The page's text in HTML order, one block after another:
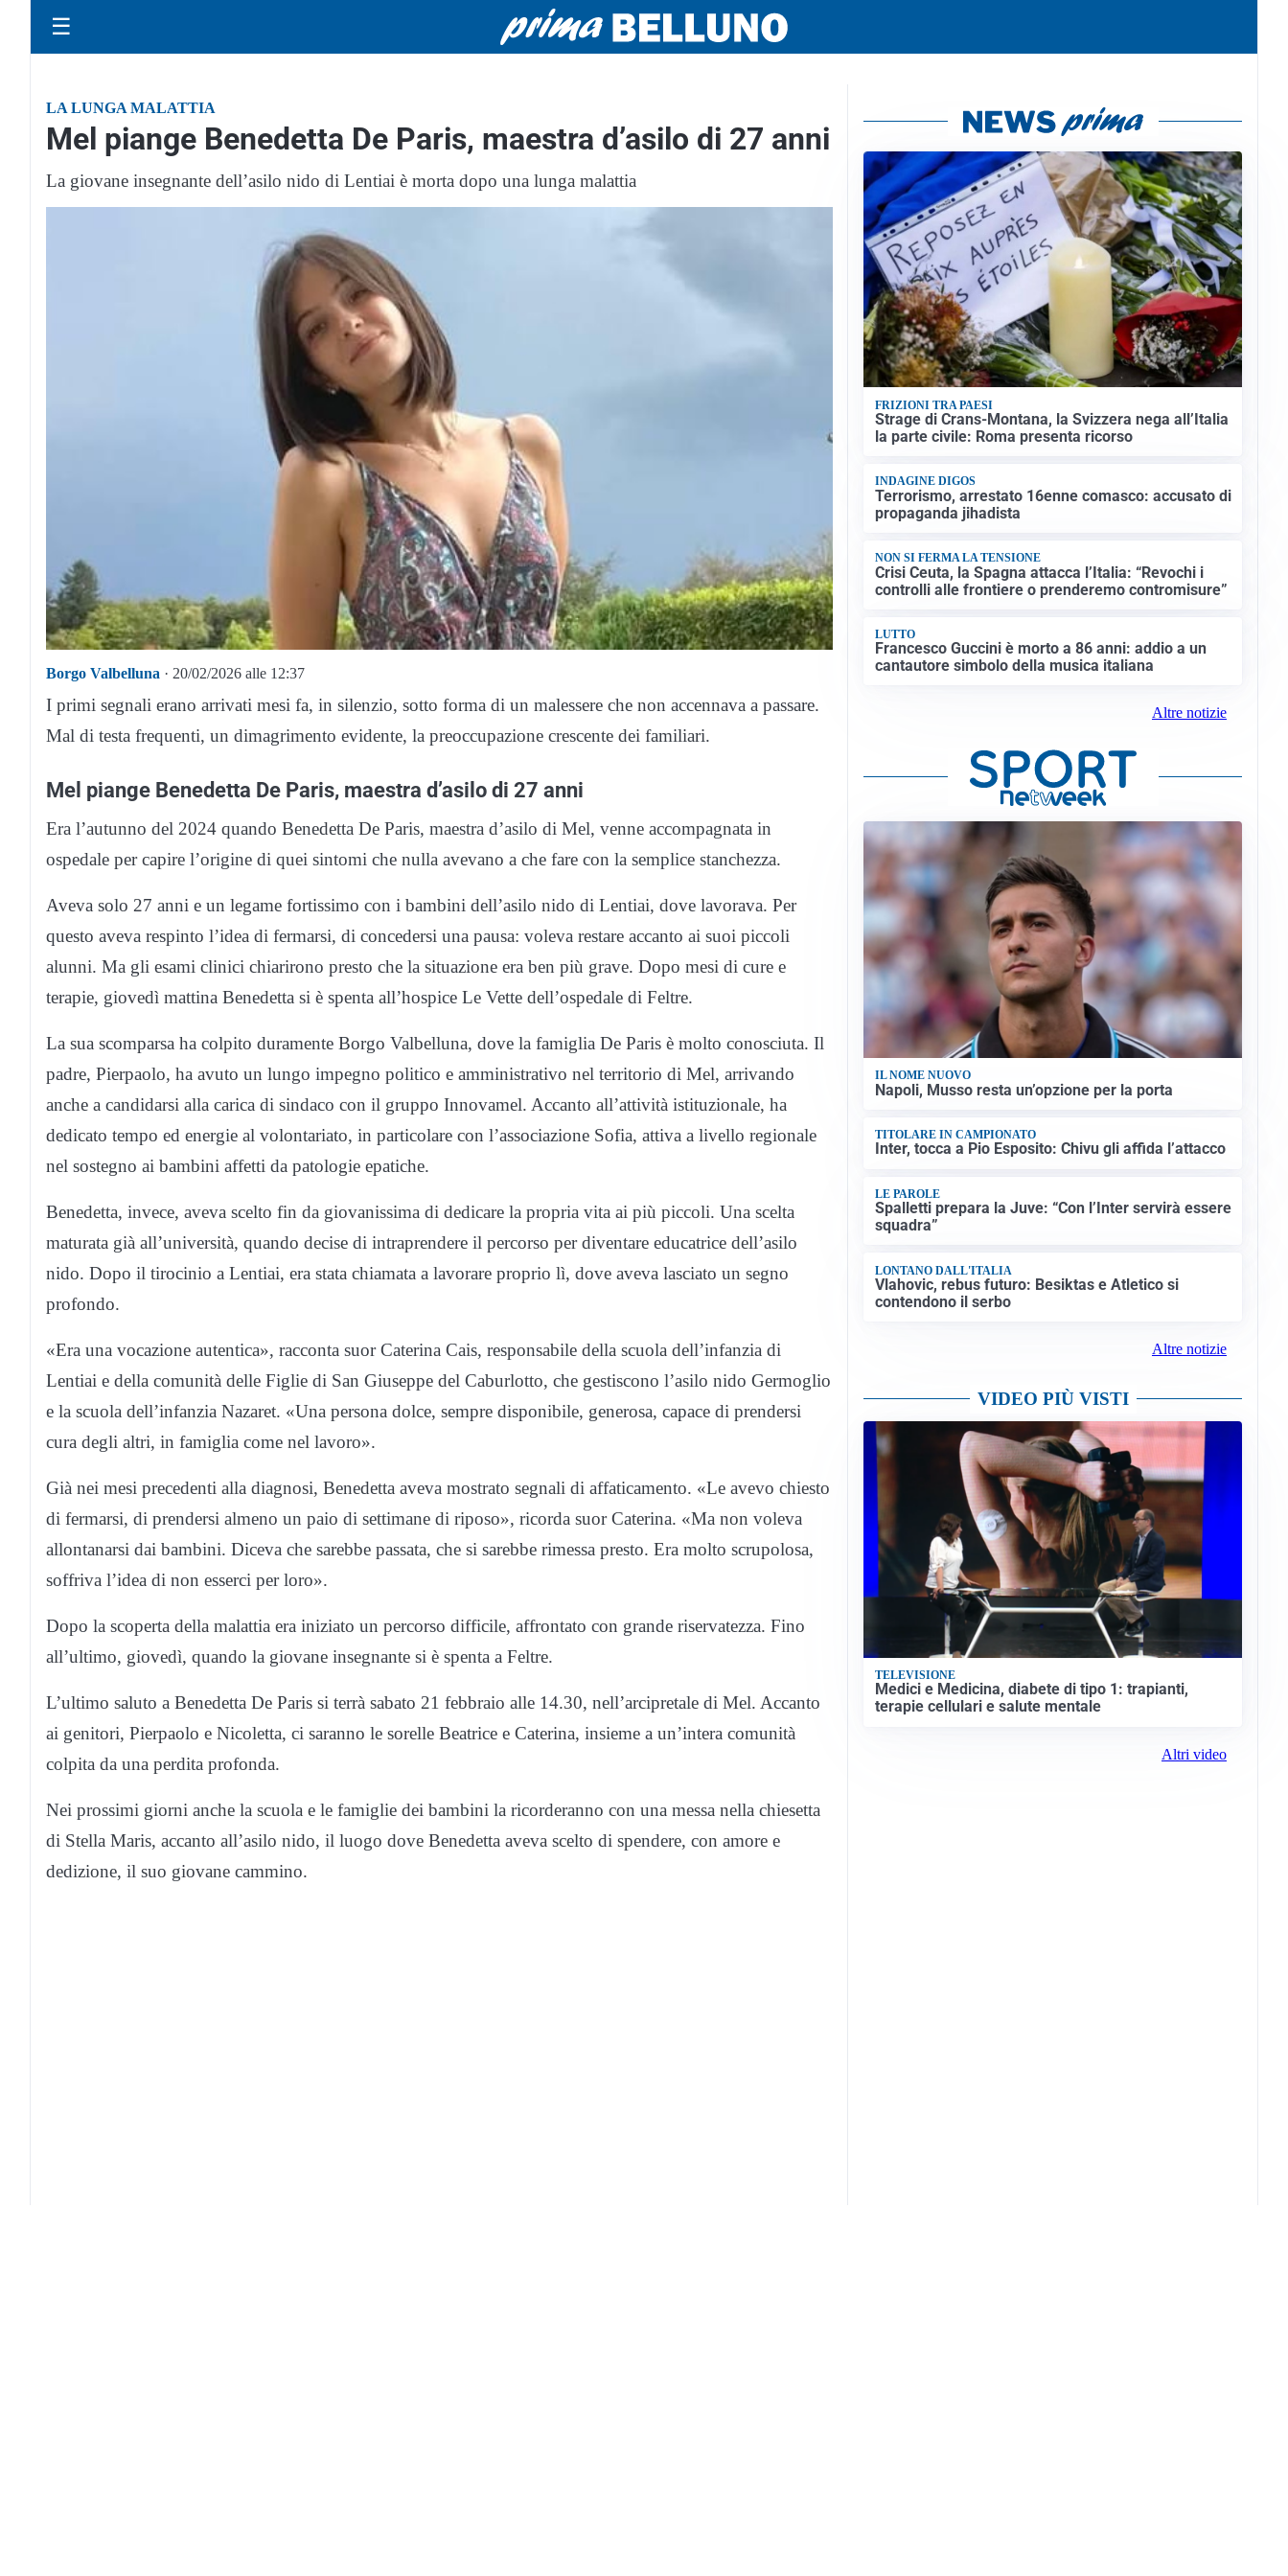
☰
LA LUNGA MALATTIA
Mel piange Benedetta De Paris, maestra d’asilo di 27 anni
La giovane insegnante dell’asilo nido di Lentiai è morta dopo una lunga malattia
Borgo Valbelluna · 20/02/2026 alle 12:37
I primi segnali erano arrivati mesi fa, in silenzio, sotto forma di un malessere che non accennava a passare.
Mal di testa frequenti, un dimagrimento evidente, la preoccupazione crescente dei familiari.
Mel piange Benedetta De Paris, maestra d’asilo di 27 anni
Era l’autunno del 2024 quando Benedetta De Paris, maestra d’asilo di Mel, venne accompagnata in
ospedale per capire l’origine di quei sintomi che nulla avevano a che fare con la semplice stanchezza.
Aveva solo 27 anni e un legame fortissimo con i bambini dell’asilo nido di Lentiai, dove lavorava. Per
questo aveva respinto l’idea di fermarsi, di concedersi una pausa: voleva restare accanto ai suoi piccoli
alunni. Ma gli esami clinici chiarirono presto che la situazione era ben più grave. Dopo mesi di cure e
terapie, giovedì mattina Benedetta si è spenta all’hospice Le Vette dell’ospedale di Feltre.
La sua scomparsa ha colpito duramente Borgo Valbelluna, dove la famiglia De Paris è molto conosciuta. Il
padre, Pierpaolo, ha avuto un lungo impegno politico e amministrativo nel territorio di Mel, arrivando
anche a candidarsi alla carica di sindaco con il gruppo Innovamel. Accanto all’attività istituzionale, ha
dedicato tempo ed energie al volontariato, in particolare con l’associazione Sofia, attiva a livello regionale
nel sostegno ai bambini affetti da patologie epatiche.
Benedetta, invece, aveva scelto fin da giovanissima di dedicare la propria vita ai più piccoli. Una scelta
maturata già all’università, quando decise di intraprendere il percorso per diventare educatrice dell’asilo
nido. Dopo il tirocinio a Lentiai, era stata chiamata a lavorare proprio lì, dove aveva lasciato un segno
profondo.
«Era una vocazione autentica», racconta suor Caterina Cais, responsabile della scuola dell’infanzia di
Lentiai e della comunità delle Figlie di San Giuseppe del Caburlotto, che gestiscono l’asilo nido Germoglio
e la scuola dell’infanzia Nazaret. «Una persona dolce, sempre disponibile, generosa, capace di prendersi
cura degli altri, in famiglia come nel lavoro».
Già nei mesi precedenti alla diagnosi, Benedetta aveva mostrato segnali di affaticamento. «Le avevo chiesto
di fermarsi, di prendersi almeno un paio di settimane di riposo», ricorda suor Caterina. «Ma non voleva
allontanarsi dai bambini. Diceva che sarebbe passata, che si sarebbe rimessa presto. Era molto scrupolosa,
soffriva l’idea di non esserci per loro».
Dopo la scoperta della malattia era iniziato un percorso difficile, affrontato con grande riservatezza. Fino
all’ultimo, giovedì, quando la giovane insegnante si è spenta a Feltre.
L’ultimo saluto a Benedetta De Paris si terrà sabato 21 febbraio alle 14.30, nell’arcipretale di Mel. Accanto
ai genitori, Pierpaolo e Nicoletta, ci saranno le sorelle Beatrice e Caterina, insieme a un’intera comunità
colpita da una perdita profonda.
Nei prossimi giorni anche la scuola e le famiglie dei bambini la ricorderanno con una messa nella chiesetta
di Stella Maris, accanto all’asilo nido, il luogo dove Benedetta aveva scelto di spendere, con amore e
dedizione, il suo giovane cammino.
FRIZIONI TRA PAESI
Strage di Crans-Montana, la Svizzera nega all’Italia
la parte civile: Roma presenta ricorso
INDAGINE DIGOS
Terrorismo, arrestato 16enne comasco: accusato di
propaganda jihadista
NON SI FERMA LA TENSIONE
Crisi Ceuta, la Spagna attacca l’Italia: “Revochi i
controlli alle frontiere o prenderemo contromisure”
LUTTO
Francesco Guccini è morto a 86 anni: addio a un
cantautore simbolo della musica italiana
Altre notizie
IL NOME NUOVO
Napoli, Musso resta un’opzione per la porta
TITOLARE IN CAMPIONATO
Inter, tocca a Pio Esposito: Chivu gli affida l’attacco
LE PAROLE
Spalletti prepara la Juve: “Con l’Inter servirà essere
squadra”
LONTANO DALL'ITALIA
Vlahovic, rebus futuro: Besiktas e Atletico si
contendono il serbo
Altre notizie
VIDEO PIÙ VISTI
TELEVISIONE
Medici e Medicina, diabete di tipo 1: trapianti,
terapie cellulari e salute mentale
Altri video